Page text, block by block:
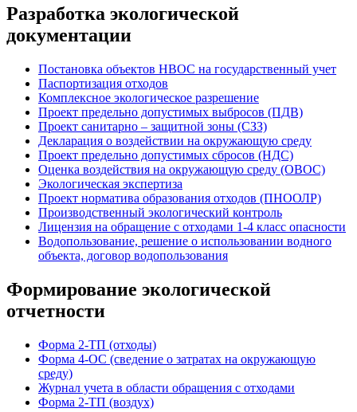
Разработка экологической
документации
Постановка объектов НВОС на государственный учет
Паспортизация отходов
Комплексное экологическое разрешение
Проект предельно допустимых выбросов (ПДВ)
Проект санитарно – защитной зоны (СЗЗ)
Декларация о воздействии на окружающую среду
Проект предельно допустимых сбросов (НДС)
Оценка воздействия на окружающую среду (ОВОС)
Экологическая экспертиза
Проект норматива образования отходов (ПНООЛР)
Производственный экологический контроль
Лицензия на обращение с отходами 1-4 класс опасности
Водопользование, решение о использовании водного
объекта, договор водопользования
Формирование экологической
отчетности
Форма 2-ТП (отходы)
Форма 4-ОС (сведение о затратах на окружающую
среду)
Журнал учета в области обращения с отходами
Форма 2-ТП (воздух)